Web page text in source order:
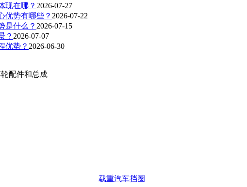
现在哪？ 2026-07-27
优势有哪些？ 2026-07-22
是什么？ 2026-07-15
？ 2026-07-07
优势？ 2026-06-30
配件和总成
载重汽车挡圈